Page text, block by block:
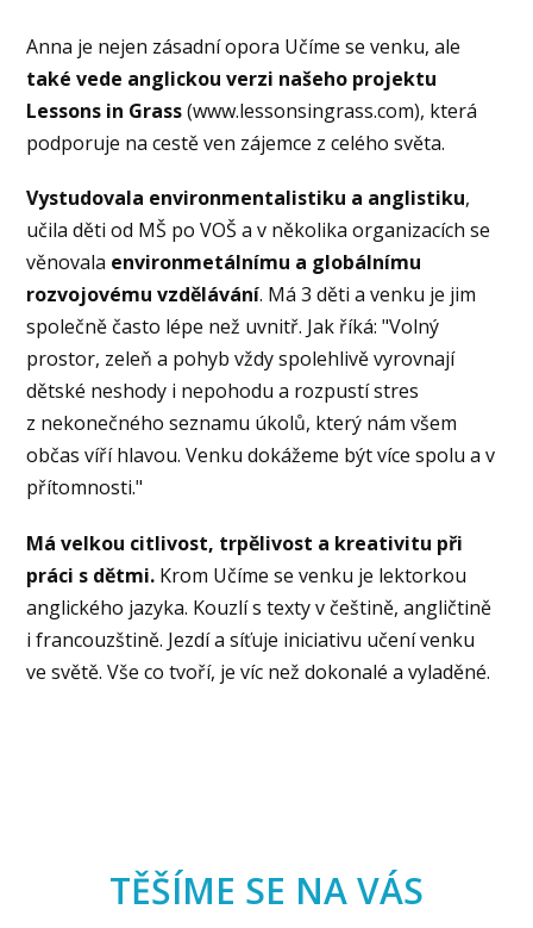
Anna je nejen zásadní opora Učíme se venku, ale
také vede anglickou verzi našeho projektu
Lessons in Grass(www.lessonsingrass.com), která
podporuje na cestě ven zájemce z celého světa.
Vystudovala environmentalistiku a anglistiku,
učila děti od MŠ po VOŠ a v několika organizacích se
věnovala environmetálnímu a globálnímu
rozvojovému vzdělávání. Má 3 děti a venku je jim
společně často lépe než uvnitř. Jak říká: "Volný
prostor, zeleň a pohyb vždy spolehlivě vyrovnají
dětské neshody i nepohodu a rozpustí stres
z nekonečného seznamu úkolů, který nám všem
občas víří hlavou. Venku dokážeme být více spolu a v
přítomnosti."
Má velkou citlivost, trpělivost a kreativitu při
práci s dětmi. Krom Učíme se venku je lektorkou
anglického jazyka. Kouzlí s texty v češtině, angličtině
i francouzštině. Jezdí a síťuje iniciativu učení venku
ve světě. Vše co tvoří, je víc než dokonalé a vyladěné.
TĚŠÍME SE NA VÁS